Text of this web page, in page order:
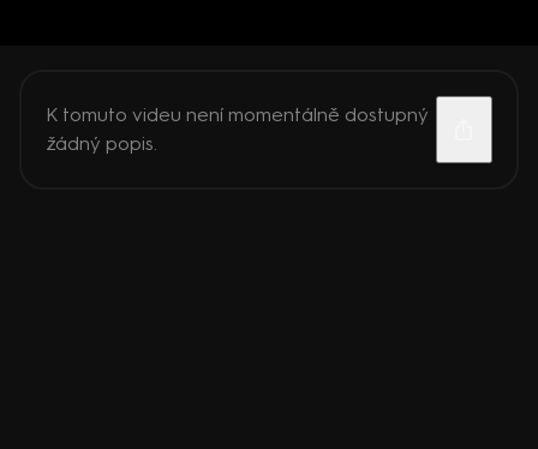
K tomuto videu není momentálně dostupný
žádný popis.